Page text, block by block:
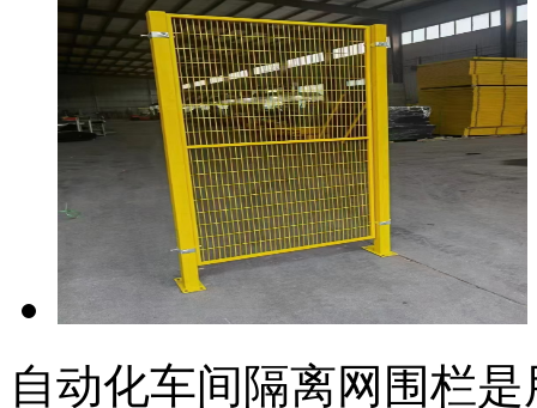
自动化车间隔离网围栏